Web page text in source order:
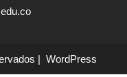
| WordPress